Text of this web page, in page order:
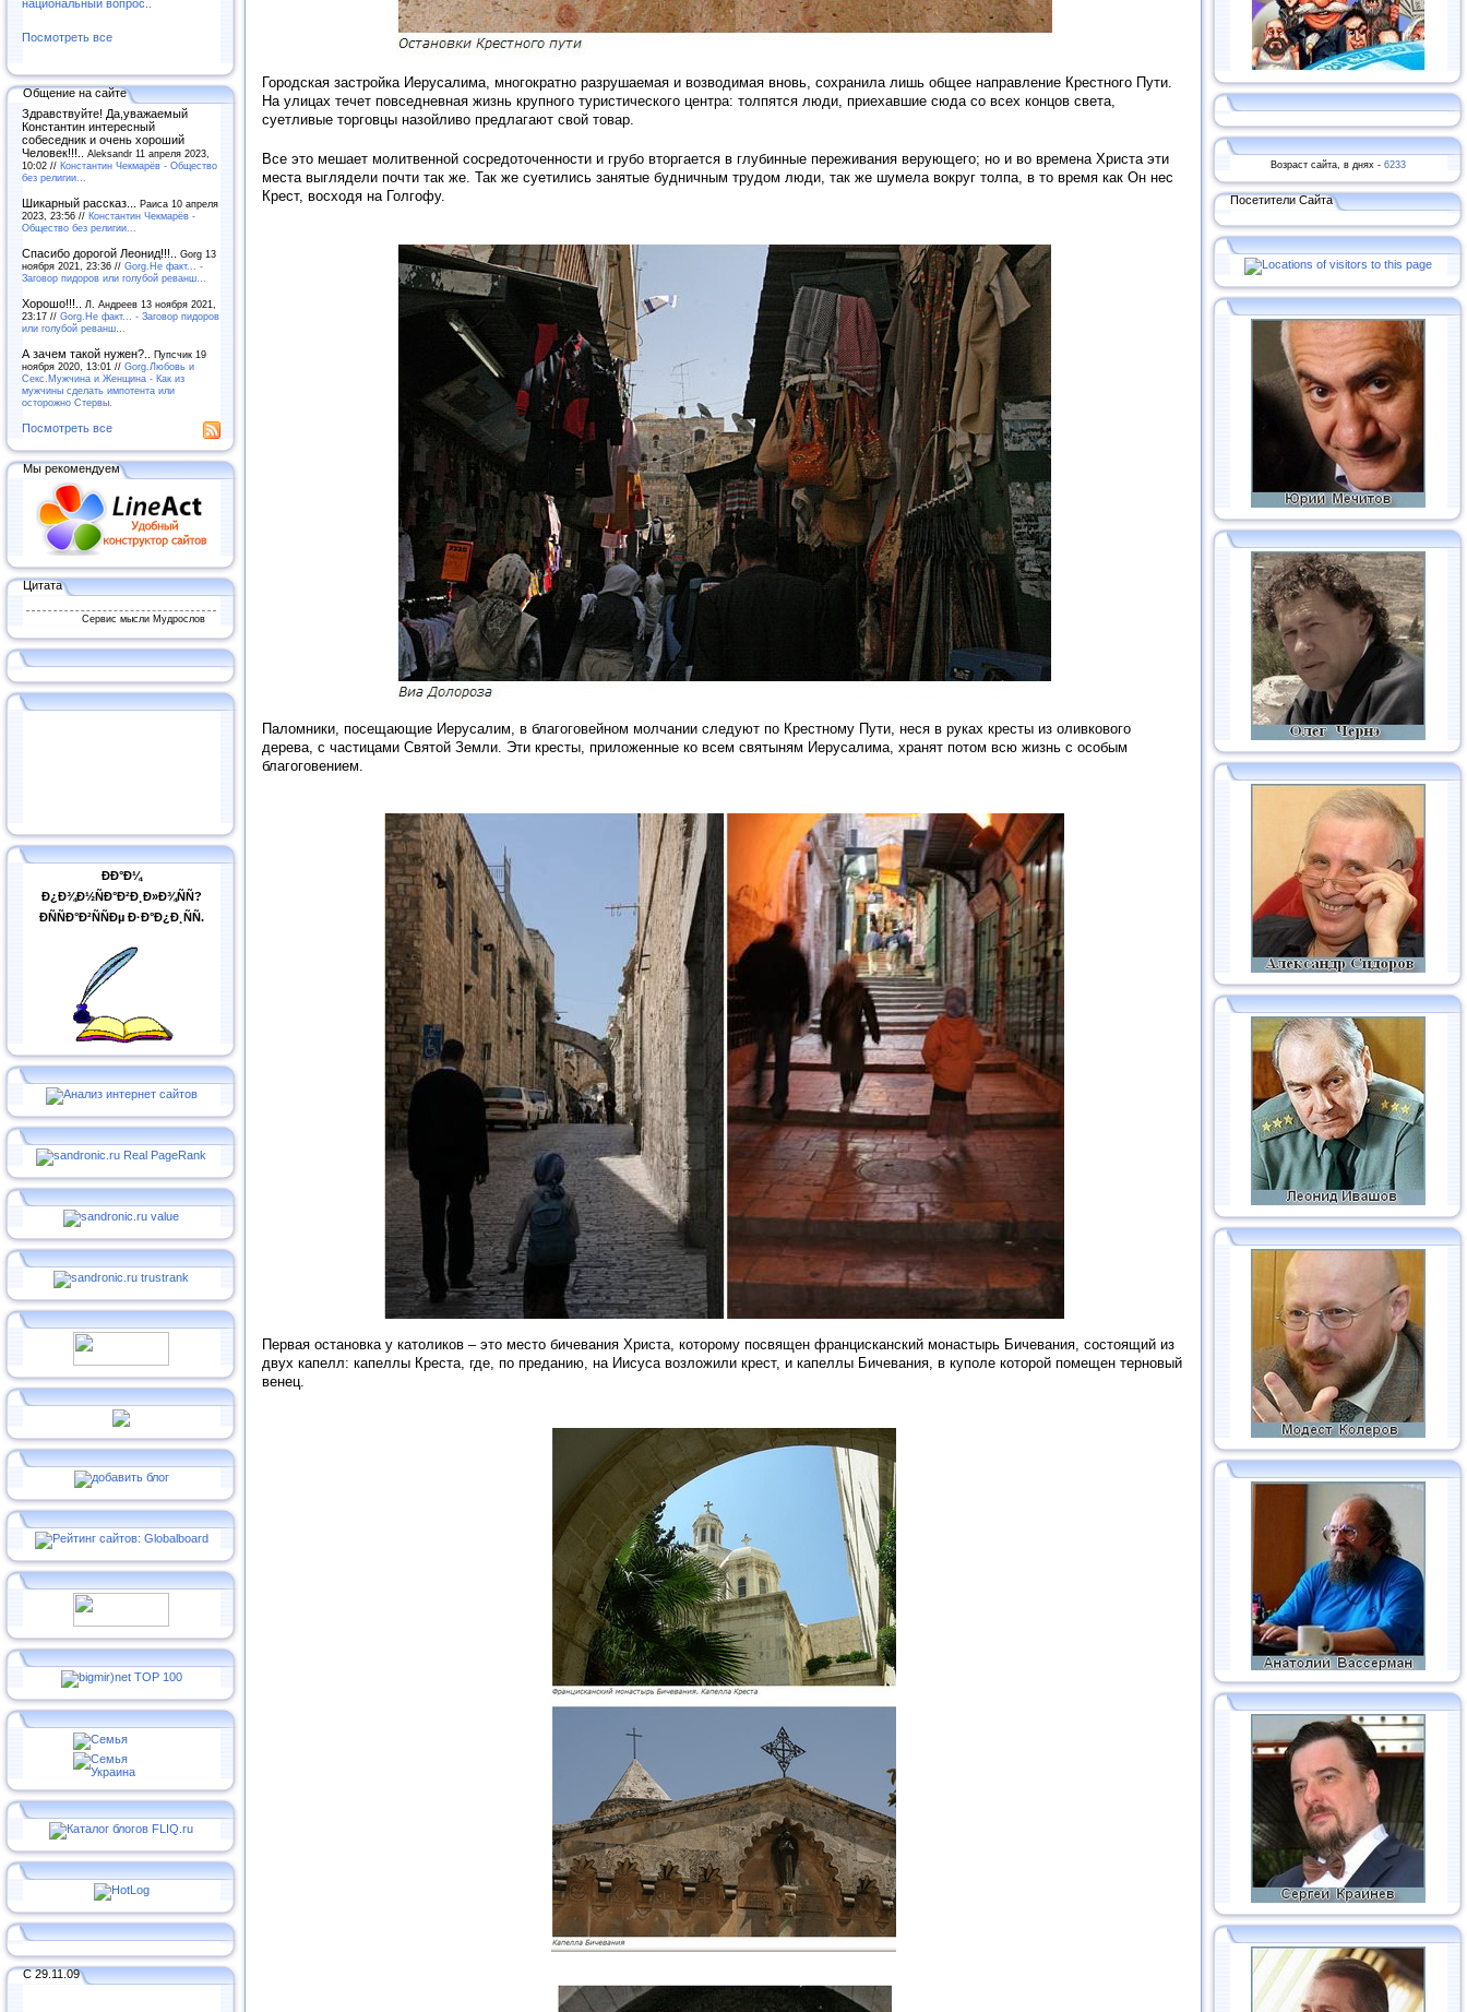
национальный вопрос..
Посмотреть все
Общение на сайте
Здравствуйте! Да,уважаемый
Константин интересный
собеседник и очень хороший
Человек!!!.. Aleksandr 11 апреля 2023,
10:02 // Константин Чекмарёв - Общество
без религии...
Шикарный рассказ... Раиса 10 апреля
2023, 23:56 // Константин Чекмарёв -
Общество без религии...
Спасибо дорогой Леонид!!!.. Gorg 13
ноября 2021, 23:36 // Gorg.Не факт... -
Заговор пидоров или голубой реванш…
Хорошо!!!..
Л. Андреев 13 ноября 2021,
23:17 // Gorg.Не факт... - Заговор пидоров
или голубой реванш…
А зачем такой нужен?.. Пупсчик 19
ноября 2020, 13:01 // Gorg.Любовь и
Секс.Мужчина и Женщина - Как из
мужчины сделать импотента или
осторожно Стервы.
Посмотреть все
Мы рекомендуем
Цитата
Сервис мысли Мудрослов
ÐÐ°Ð¼
Ð¿Ð¾Ð½ÑÐ°Ð²Ð¸Ð»Ð¾ÑÑ?
ÐÑÑÐ°Ð²ÑÑÐµ Ð·Ð°Ð¿Ð¸ÑÑ.
С 29.11.09
Городская застройка Иерусалима, многократно разрушаемая и возводимая вновь, сохранила лишь общее направление Крестного Пути.
На улицах течет повседневная жизнь крупного туристического центра: толпятся люди, приехавшие сюда со всех концов света,
суетливые торговцы назойливо предлагают свой товар.
Все это мешает молитвенной сосредоточенности и грубо вторгается в глубинные переживания верующего; но и во времена Христа эти
места выглядели почти так же. Так же суетились занятые будничным трудом люди, так же шумела вокруг толпа, в то время как Он нес
Крест, восходя на Голгофу.
Паломники, посещающие Иерусалим, в благоговейном молчании следуют по Крестному Пути, неся в руках кресты из оливкового
дерева, с частицами Святой Земли. Эти кресты, приложенные ко всем святыням Иерусалима, хранят потом всю жизнь с особым
благоговением.
Первая остановка у католиков – это место бичевания Христа, которому посвящен францисканский монастырь Бичевания, состоящий из
двух капелл: капеллы Креста, где, по преданию, на Иисуса возложили крест, и капеллы Бичевания, в куполе которой помещен терновый
венец.
Возраст сайта, в днях - 6233
Посетители Сайта